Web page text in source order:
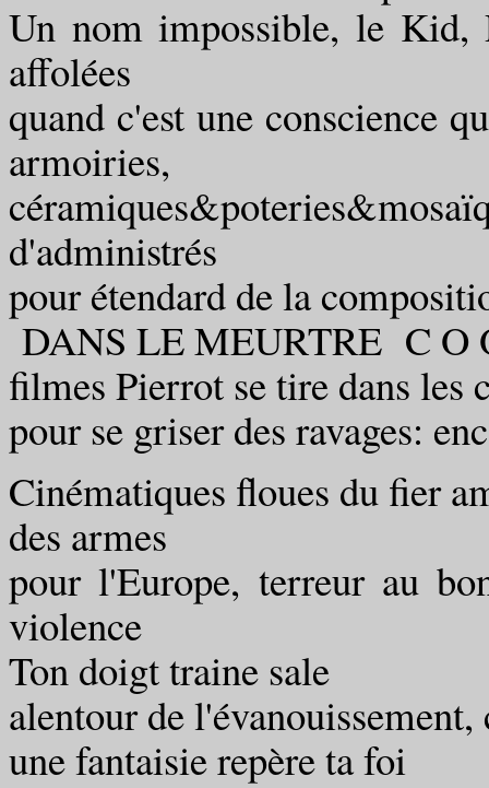
Un nom impossible, le
affolées
quand c'est une conscience
armoiries,
d'administrés
pour étendard de la
DANS LE MEURTRE C O
filmes Pierrot se tire dans les
pour se griser des ravages:
Cinématiques floues du fier
des armes
pour l'Europe, terreur au
violence
Ton doigt traine sale
alentour de
une fantaisie repère ta foi